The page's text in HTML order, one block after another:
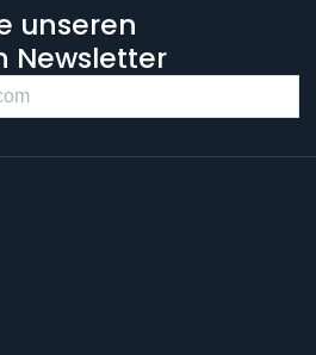
unseren
Newsletter